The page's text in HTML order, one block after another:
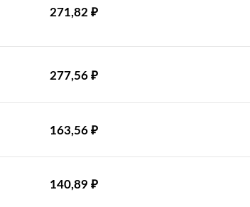
271,82 ₽
277,56 ₽
163,56 ₽
140,89 ₽